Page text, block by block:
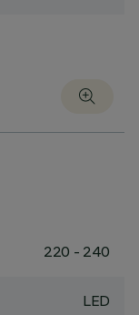
220 - 240
LED